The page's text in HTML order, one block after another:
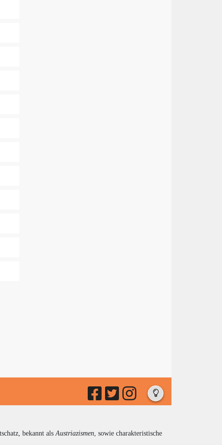
bekannt als Austriazismen , sowie charakteristische